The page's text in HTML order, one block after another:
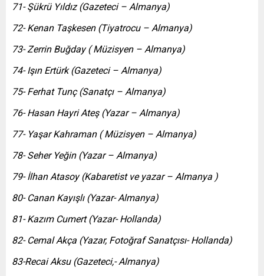
71- Şükrü Yıldız (Gazeteci – Almanya)
72- Kenan Taşkesen (Tiyatrocu – Almanya)
73- Zerrin Buğday ( Müzisyen – Almanya)
74- Işın Ertürk (Gazeteci – Almanya)
75- Ferhat Tunç (Sanatçı – Almanya)
76- Hasan Hayri Ateş (Yazar – Almanya)
77- Yaşar Kahraman ( Müzisyen – Almanya)
78- Seher Yeğin (Yazar – Almanya)
79- İlhan Atasoy (Kabaretist ve yazar – Almanya )
80- Canan Kayışlı (Yazar- Almanya)
81- Kazım Cumert (Yazar- Hollanda)
82- Cemal Akça (Yazar, Fotoğraf Sanatçısı- Hollanda)
83-Recai Aksu (Gazeteci,- Almanya)